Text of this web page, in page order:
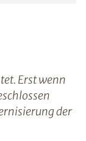
Erst wenn
der